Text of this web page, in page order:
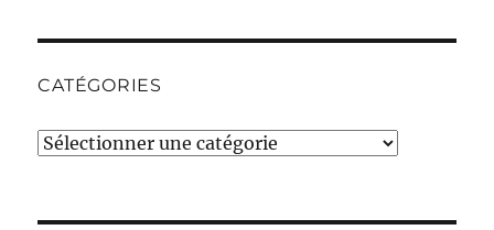
CATÉGORIES
Catégories